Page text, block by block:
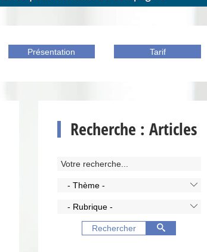
Présentation Tarif
Recherche : Articles
- Thème -
- Rubrique -
Rechercher